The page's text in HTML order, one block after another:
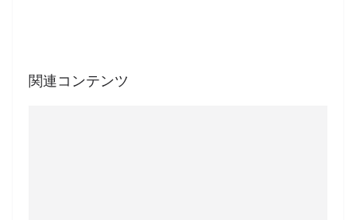
関連コンテンツ